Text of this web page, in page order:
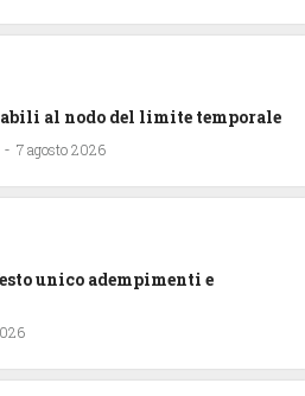
al nodo del limite temporale
- 7 agosto 2026
unico adempimenti e